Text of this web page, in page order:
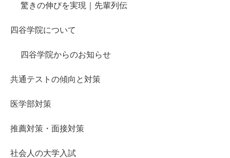
驚きの伸びを実現｜先輩列伝
四谷学院について
四谷学院からのお知らせ
共通テストの傾向と対策
医学部対策
推薦対策・面接対策
社会人の大学入試